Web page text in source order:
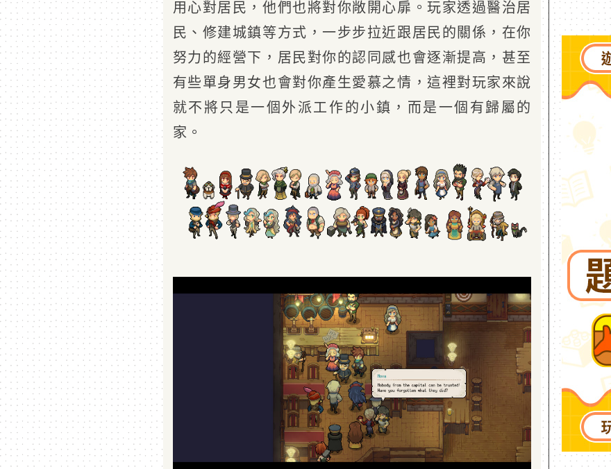
用心對居民，他們也將對你敞開心扉。玩家透過醫治居
民、修建城鎮等方式，一步步拉近跟居民的關係，在你
努力的經營下，居民對你的認同感也會逐漸提高，甚至
有些單身男女也會對你產生愛慕之情，這裡對玩家來說
就不將只是一個外派工作的小鎮，而是一個有歸屬的
家。